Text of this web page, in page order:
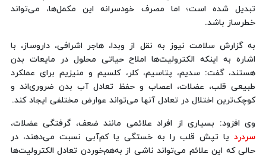
تبدیل شده است؛ اما مصرف خودسرانه این مکمل‌ها، می‌تواند
خطرساز باشد.
به گزارش سلامت نیوز به نقل از وبدا، هاجر اشرافی، داروساز، با
اشاره به اینکه الکترولیت‌ها املاح حیاتی محلول در مایعات بدن
هستند، گفت: سدیم، پتاسیم، کلر، کلسیم و منیزیم برای عملکرد
طبیعی قلب، عضلات، اعصاب و حفظ تعادل آب بدن ضروری‌اند و
کوچک‌ترین اختلال در تعادل آنها می‌تواند عوارض مختلفی ایجاد کند.
وی افزود: بسیاری از افراد علائمی مانند ضعف، گرفتگی عضلات،
سردرد یا تپش قلب را به خستگی یا کم‌آبی نسبت می‌دهند، در
حالی که این علائم می‌تواند ناشی از به‌هم‌خوردن تعادل الکترولیت‌ها